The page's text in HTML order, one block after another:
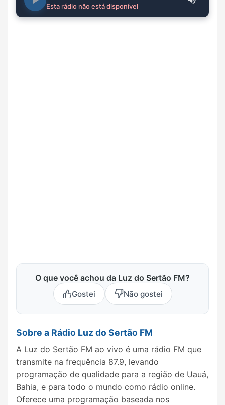
Esta rádio não está disponível
O que você achou da Luz do Sertão FM?
Gostei Não gostei
Sobre a Rádio Luz do Sertão FM
A Luz do Sertão FM ao vivo é uma rádio FM que
transmite na frequência 87.9, levando
programação de qualidade para a região de Uauá,
Bahia, e para todo o mundo como rádio online.
Oferece uma programação baseada nos